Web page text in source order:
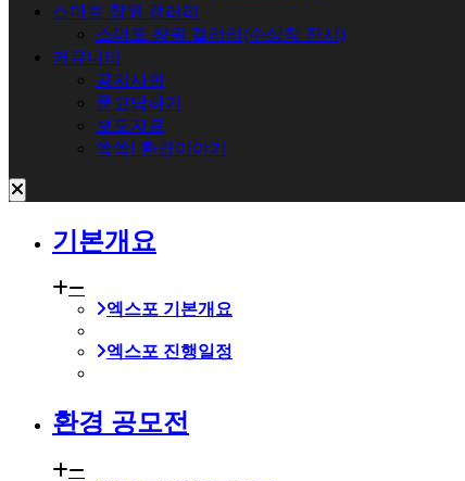
스마트 창원 갤러리
스마트 창원 갤러리(수상작 전시)
커뮤니티
공지사항
묻고답하기
보도자료
쏙쏙! 환경이야기
기본개요
엑스포 기본개요
엑스포 진행일정
환경 공모전